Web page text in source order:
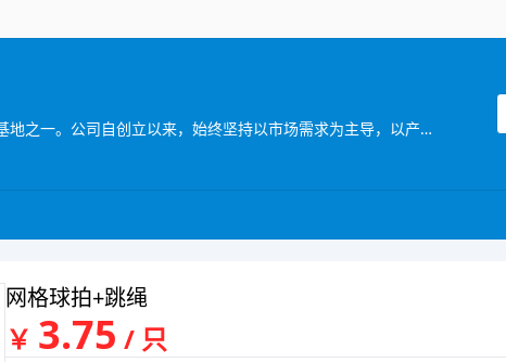
[主营]：美莹达玩具厂位于广东省汕头市澄海区——中国塑料玩具生产基地之一。公司自创立以来，始终坚持以市场需求为主导，以产品质量为企业生命，研发创新以科技含量较高的产品为目标，以设计独特，功能齐全的产品特色，参与市场竞争。同时，公司还拥有一批熟悉玩具产品贸易业务、精通外贸英语的高素质业务人员，配备有电脑网络等现代化办公设施，为贸易全过程提供了优质高效的服务，受到了各地贸易伙伴的高度评价。公司一贯奉行“质量第一，诚信立业”的经营理念，确保产品符合相关的质量标准和客户要求。深受广大客户的信赖和欢迎。公司业务正蒸蒸日上。 公司本着“勇于开拓，不断创新，诚信务实，客户至上，质量第一，追求卓著”的企业理念，严格控制产品质量，不断改进创新，确保产品符合相关质量标准和客户要求，凭借自身优势及准确的市场定位，使产品更具吸引力和趣味性，倍受客户好评。以诚为本、平等合作的经营宗旨，深受各商家，消费者的信任及赞誉。“创造、技术、品质”是本公司面向21世纪的口号。 展望未来，我们正以饱满的热情，昂扬的姿态，积极致力玩具新产品的开发，全面提高企业管理层次，把公司建设成为规模化的现代化科技企业。 美莹达玩具厂欢迎海内外客商到我网站浏览、查询、订购;欢迎到公司展厅直接选购!“让客户得到满意的产品”， 竭诚希望与各海内外客户建立长期友好的合作。互惠互利，携手共创辉煌明天!
网格球拍+跳绳
￥ 3.75 / 只